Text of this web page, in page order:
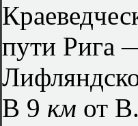
пути Рига
В 9 км от